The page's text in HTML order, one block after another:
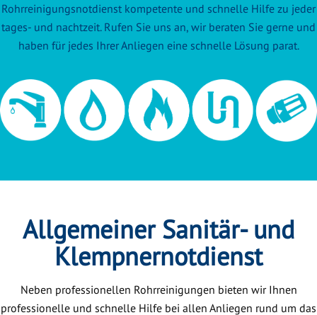
Rohrreinigungsnotdienst kompetente und schnelle Hilfe zu jeder
tages- und nachtzeit. Rufen Sie uns an, wir beraten Sie gerne und
haben für jedes Ihrer Anliegen eine schnelle Lösung parat.
Allgemeiner Sanitär- und
Klempnernotdienst
Neben professionellen Rohrreinigungen bieten wir Ihnen
professionelle und schnelle Hilfe bei allen Anliegen rund um das